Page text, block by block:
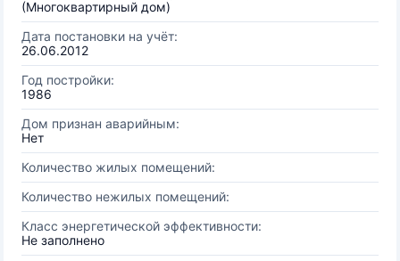
(Многоквартирный дом)
Дата постановки на учёт:
26.06.2012
Год постройки:
1986
Дом признан аварийным:
Нет
Количество жилых помещений:
Количество нежилых помещений:
Класс энергетической эффективности:
Не заполнено